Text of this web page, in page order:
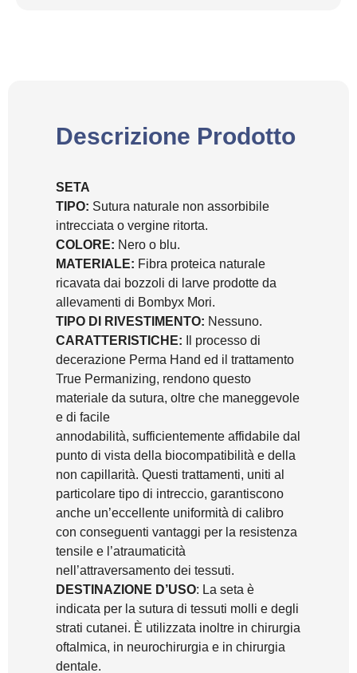
Descrizione Prodotto
SETA
TIPO: Sutura naturale non assorbibile
intrecciata o vergine ritorta.
COLORE: Nero o blu.
MATERIALE: Fibra proteica naturale
ricavata dai bozzoli di larve prodotte da
allevamenti di Bombyx Mori.
TIPO DI RIVESTIMENTO: Nessuno.
CARATTERISTICHE: Il processo di
decerazione Perma Hand ed il trattamento
True Permanizing, rendono questo
materiale da sutura, oltre che maneggevole
e di facile
annodabilità, sufficientemente affidabile dal
punto di vista della biocompatibilità e della
non capillarità. Questi trattamenti, uniti al
particolare tipo di intreccio, garantiscono
anche un’eccellente uniformità di calibro
con conseguenti vantaggi per la resistenza
tensile e l’atraumaticità
nell’attraversamento dei tessuti.
DESTINAZIONE D’USO: La seta è
indicata per la sutura di tessuti molli e degli
strati cutanei. È utilizzata inoltre in chirurgia
oftalmica, in neurochirurgia e in chirurgia
dentale.